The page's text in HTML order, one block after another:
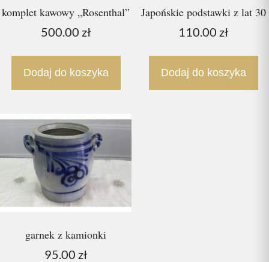
komplet kawowy „Rosenthal”
500.00 zł
Dodaj do koszyka
Japońskie podstawki z lat 30
110.00 zł
Dodaj do koszyka
garnek z kamionki
95.00 zł